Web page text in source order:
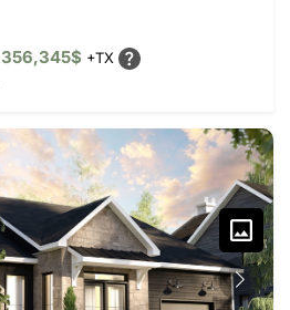
356,345$ +TX